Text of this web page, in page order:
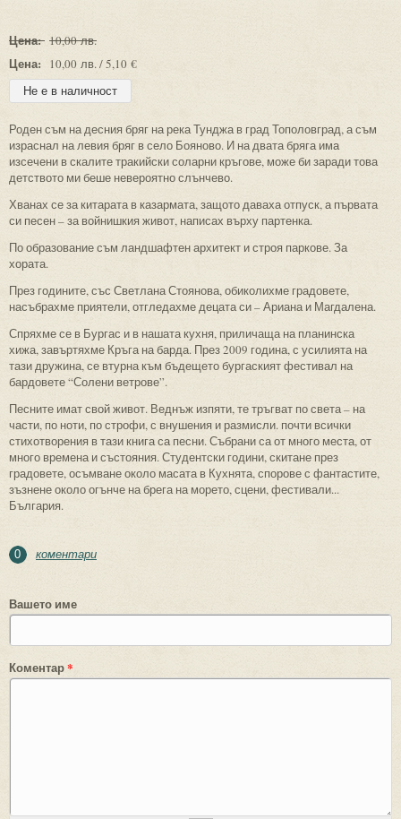
Цена: 10,00 лв.
Цена: 10,00 лв. / 5,10 €
Роден съм на десния бряг на река Тунджа в град Тополовград, а съм
израснал на левия бряг в село Бояново. И на двата бряга има
изсечени в скалите тракийски соларни кръгове, може би заради това
детството ми беше невероятно слънчево.
Хванах се за китарата в казармата, защото даваха отпуск, а първата
си песен – за войнишкия живот, написах върху партенка.
По образование съм ландшафтен архитект и строя паркове. За
хората.
През годините, със Светлана Стоянова, обиколихме градовете,
насъбрахме приятели, отгледахме децата си – Ариана и Магдалена.
Спряхме се в Бургас и в нашата кухня, приличаща на планинска
хижа, завъртяхме Кръга на барда. През 2009 година, с усилията на
тази дружина, се втурна към бъдещето бургаският фестивал на
бардовете “Солени ветрове”.
Песните имат свой живот. Веднъж изпяти, те тръгват по света – на
части, по ноти, по строфи, с внушения и размисли. почти всички
стихотворения в тази книга са песни. Събрани са от много места, от
много времена и състояния. Студентски години, скитане през
градовете, осъмване около масата в Кухнята, спорове с фантастите,
зъзнене около огънче на брега на морето, сцени, фестивали...
България.
0 коментари
Вашето име
Коментар*